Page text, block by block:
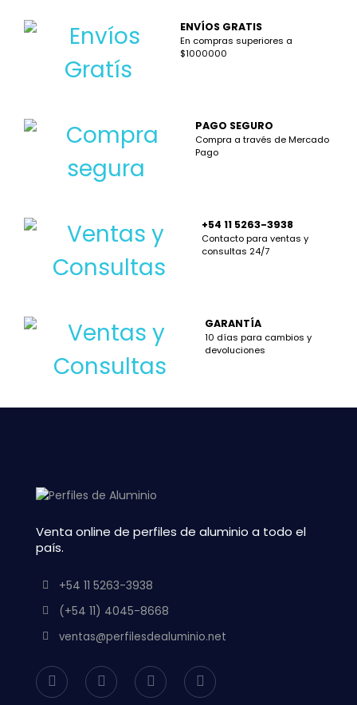
ENVÍOS GRATIS
En compras superiores a
$1000000
PAGO SEGURO
Compra a través de Mercado
Pago
+54 11 5263-3938
Contacto para ventas y
consultas 24/7
GARANTÍA
10 días para cambios y
devoluciones
Venta online de perfiles de aluminio a todo el
país.
+54 11 5263-3938
(+54 11) 4045-8668
ventas@perfilesdealuminio.net